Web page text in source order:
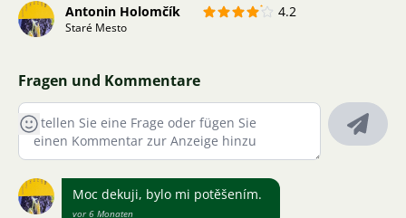
Antonin Holomčík 4.2
Staré Mesto
Fragen und Kommentare
Moc dekuji, bylo mi potěšením.
vor 6 Monaten